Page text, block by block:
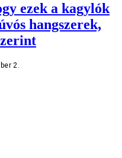
ezek a kagylók
hangszerek,
2.